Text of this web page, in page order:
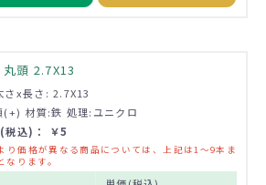
頭 2.7X13
さx長さ: 2.7X13
(+) 材質:鉄 処理:ユニクロ
税込)： ￥5
り価格が異なる商品については、上記は1～9本ま
なります。